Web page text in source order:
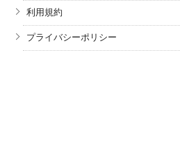
利用規約
プライバシーポリシー